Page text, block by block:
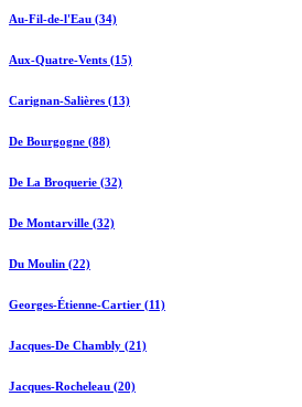
Au-Fil-de-l'Eau (34)
Aux-Quatre-Vents (15)
Carignan-Salières (13)
De Bourgogne (88)
De La Broquerie (32)
De Montarville (32)
Du Moulin (22)
Georges-Étienne-Cartier (11)
Jacques-De Chambly (21)
Jacques-Rocheleau (20)